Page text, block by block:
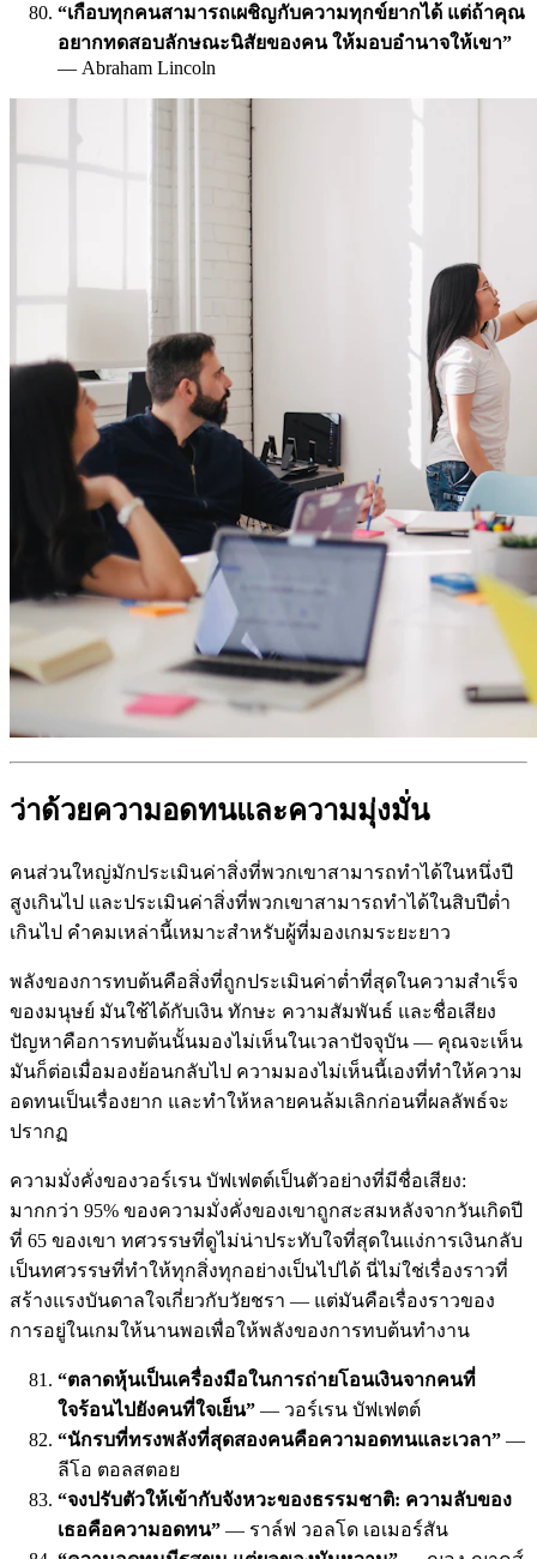
“เกือบทุกคนสามารถเผชิญกับความทุกข์ยากได้ แต่ถ้าคุณ
อยากทดสอบลักษณะนิสัยของคน ให้มอบอำนาจให้เขา”
— Abraham Lincoln
ว่าด้วยความอดทนและความมุ่งมั่น
คนส่วนใหญ่มักประเมินค่าสิ่งที่พวกเขาสามารถทำได้ในหนึ่งปี
สูงเกินไป และประเมินค่าสิ่งที่พวกเขาสามารถทำได้ในสิบปีต่ำ
เกินไป คำคมเหล่านี้เหมาะสำหรับผู้ที่มองเกมระยะยาว
พลังของการทบต้นคือสิ่งที่ถูกประเมินค่าต่ำที่สุดในความสำเร็จ
ของมนุษย์ มันใช้ได้กับเงิน ทักษะ ความสัมพันธ์ และชื่อเสียง
ปัญหาคือการทบต้นนั้นมองไม่เห็นในเวลาปัจจุบัน — คุณจะเห็น
มันก็ต่อเมื่อมองย้อนกลับไป ความมองไม่เห็นนี้เองที่ทำให้ความ
อดทนเป็นเรื่องยาก และทำให้หลายคนล้มเลิกก่อนที่ผลลัพธ์จะ
ปรากฏ
ความมั่งคั่งของวอร์เรน บัฟเฟตต์เป็นตัวอย่างที่มีชื่อเสียง:
มากกว่า 95% ของความมั่งคั่งของเขาถูกสะสมหลังจากวันเกิดปี
ที่ 65 ของเขา ทศวรรษที่ดูไม่น่าประทับใจที่สุดในแง่การเงินกลับ
เป็นทศวรรษที่ทำให้ทุกสิ่งทุกอย่างเป็นไปได้ นี่ไม่ใช่เรื่องราวที่
สร้างแรงบันดาลใจเกี่ยวกับวัยชรา — แต่มันคือเรื่องราวของ
การอยู่ในเกมให้นานพอเพื่อให้พลังของการทบต้นทำงาน
“ตลาดหุ้นเป็นเครื่องมือในการถ่ายโอนเงินจากคนที่
ใจร้อนไปยังคนที่ใจเย็น” — วอร์เรน บัฟเฟตต์
“นักรบที่ทรงพลังที่สุดสองคนคือความอดทนและเวลา” —
ลีโอ ตอลสตอย
“จงปรับตัวให้เข้ากับจังหวะของธรรมชาติ: ความลับของ
เธอคือความอดทน” — ราล์ฟ วอลโด เอเมอร์สัน